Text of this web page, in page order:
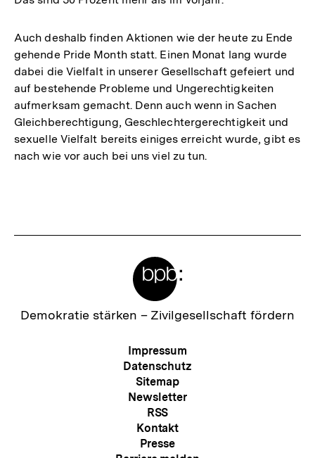
Auch deshalb finden Aktionen wie der heute zu Ende
gehende Pride Month statt. Einen Monat lang wurde
dabei die Vielfalt in unserer Gesellschaft gefeiert und
auf bestehende Probleme und Ungerechtigkeiten
aufmerksam gemacht. Denn auch wenn in Sachen
Gleichberechtigung, Geschlechtergerechtigkeit und
sexuelle Vielfalt bereits einiges erreicht wurde, gibt es
nach wie vor auch bei uns viel zu tun.
Zur
Demokratie stärken – Zivilgesellschaft fördern
Meta-
Navigation
Impressum
Datenschutz
Sitemap
Newsletter
RSS
Kontakt
Presse